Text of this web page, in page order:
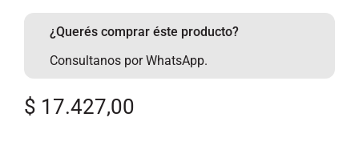
¿Querés comprar éste producto?
Consultanos por WhatsApp.
$ 17.427,00